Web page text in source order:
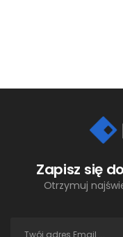
Zapisz się
Otrzymuj